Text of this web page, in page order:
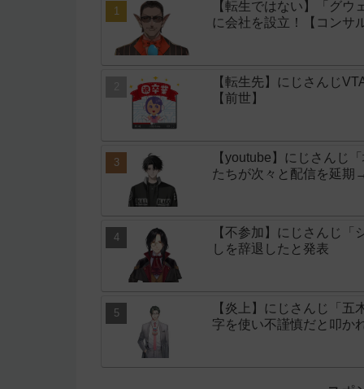
【転生ではない】「グ
に会社を設立！【コンサ
【転生先】にじさんじ
【前世】
【youtube】にじさんじ
たちが次々と配信を延期
【不参加】にじさんじ
しを辞退したと発表
【炎上】にじさんじ「
字を使い不謹慎だと叩か